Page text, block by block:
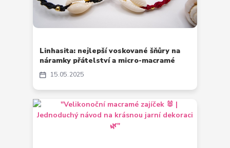
15 05 2025
Linhasita: nejlepší voskované šňůry na
náramky přátelství a micro-macramé